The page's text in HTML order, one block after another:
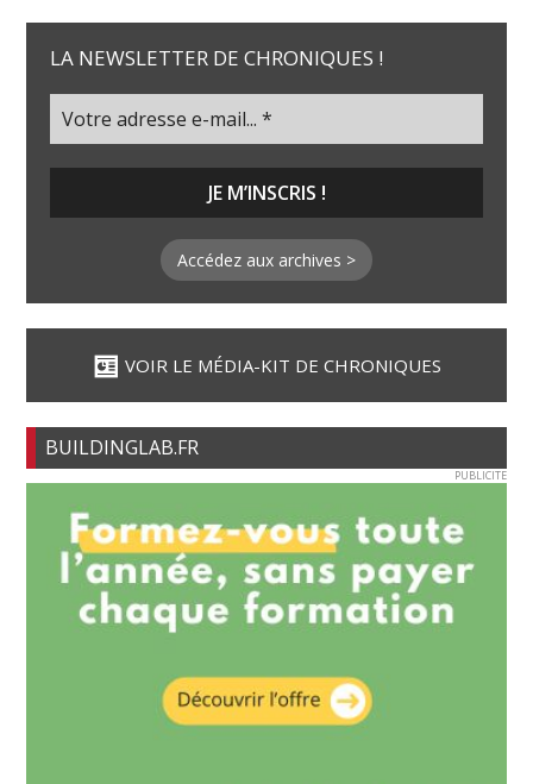
LA NEWSLETTER DE CHRONIQUES !
Accédez aux archives >
VOIR LE MÉDIA-KIT DE CHRONIQUES
BUILDINGLAB.FR
PUBLICITE